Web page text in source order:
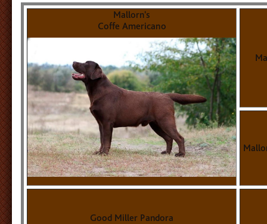
Mallorn's
Coffe Americano
Good Miller Pandora